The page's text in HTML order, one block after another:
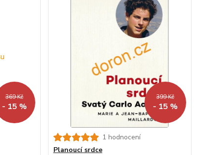
369 Kč
- 15 %
399 Kč
- 15 %
1 hodnocení
Planoucí srdce